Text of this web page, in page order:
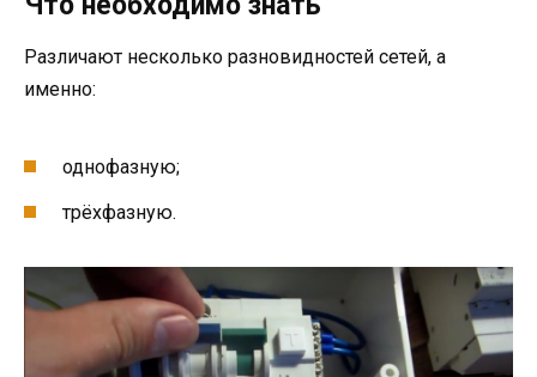
Различают несколько разновидностей сетей, а
именно:
однофазную;
трёхфазную.